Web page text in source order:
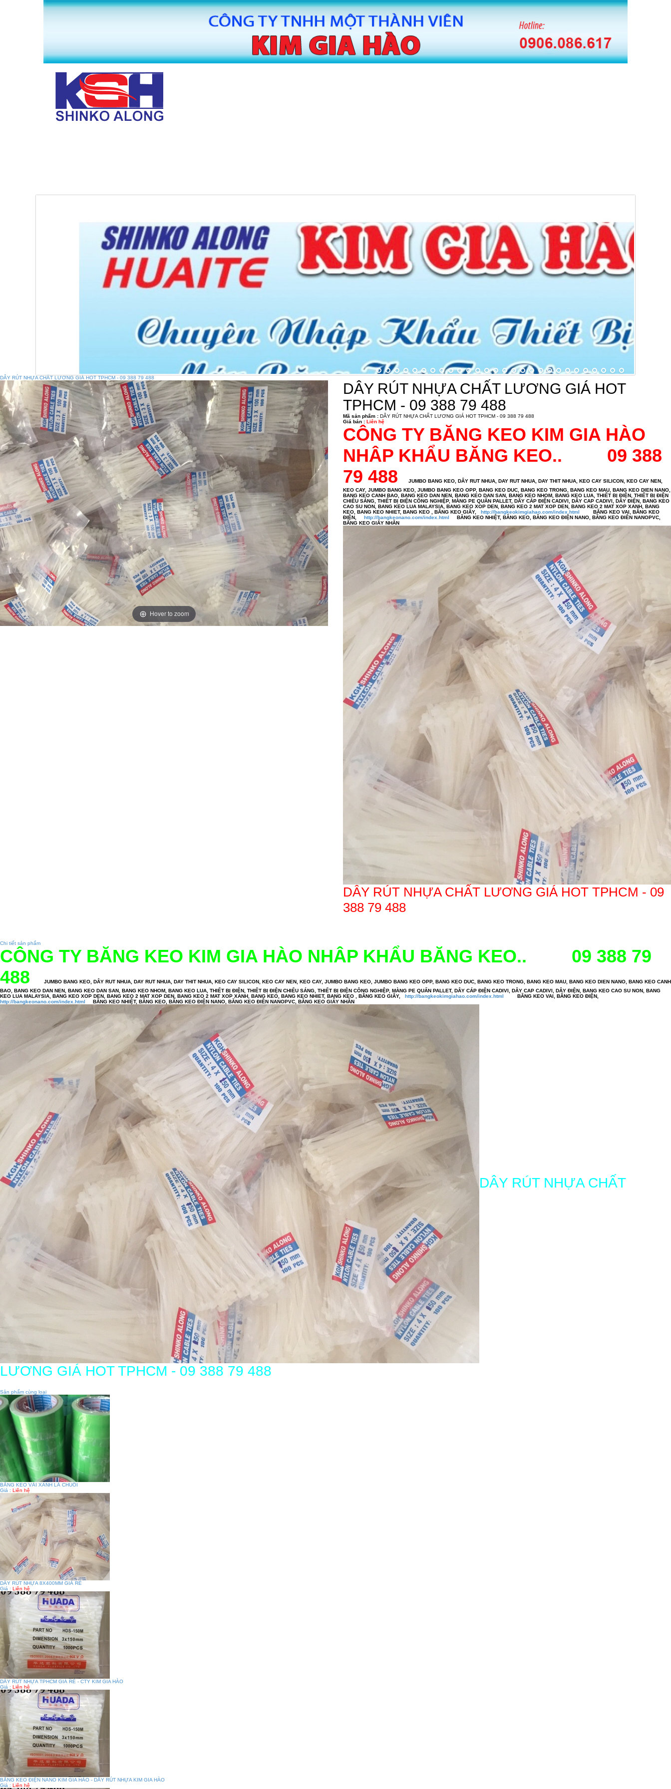
DÂY RÚT NHỰA CHẤT LƯƠNG GIÁ HOT TPHCM - 09 388 79 488
Hover to zoom
DÂY RÚT NHỰA CHẤT LƯƠNG GIÁ HOT
TPHCM - 09 388 79 488
Mã sản phẩm : DÂY RÚT NHỰA CHẤT LƯƠNG GIÁ HOT TPHCM - 09 388 79 488
Giá bán : Liên hệ
CÔNG TY BĂNG KEO KIM GIA HÀO
NHÂP KHẨU BĂNG KEO.. 09 388
79 488 JUMBO BANG KEO, DÂY RUT NHUA, DAY RUT NHUA, DAY THIT NHUA, KEO CAY SILICON, KEO CAY NEN,
KEO CAY, JUMBO BANG KEO, JUMBO BANG KEO OPP, BANG KEO DUC, BANG KEO TRONG, BANG KEO MAU, BANG KEO DIEN NANO,
BANG KEO CANH BAO, BANG KEO DAN NEN, BANG KEO DAN SAN, BANG KEO NHOM, BANG KEO LUA, THIẾT BỊ ĐIỆN, THIẾT BỊ ĐIỆN
CHIẾU SÁNG, THIẾT BỊ ĐIỆN CÔNG NGHIỆP, MÀNG PE QUẤN PALLET, DÂY CÁP ĐIỆN CADIVI, DÂY CAP CADIVI, DÂY ĐIỆN, BANG KEO
CAO SU NON, BANG KEO LUA MALAYSIA, BANG KEO XOP DEN, BANG KEO 2 MAT XOP DEN, BANG KEO 2 MAT XOP XANH, BANG
KEO, BANG KEO NHIET, BANG KEO , BĂNG KEO GIÂY, http://bangkeokimgiahao.com/index.html BĂNG KEO VAI, BĂNG KEO
ĐIỆN, http://bangkeonano.com/index.html BĂNG KEO NHIỆT, BĂNG KEO, BĂNG KEO ĐIỆN NANO, BĂNG KEO ĐIÊN NANOPVC,
BĂNG KEO GIẤY NHĂN
DÂY RÚT NHỰA CHẤT LƯƠNG GIÁ HOT TPHCM - 09
388 79 488
Chi tiết sản phẩm
CÔNG TY BĂNG KEO KIM GIA HÀO NHÂP KHẨU BĂNG KEO.. 09 388 79
488
JUMBO BANG KEO, DÂY RUT NHUA, DAY RUT NHUA, DAY THIT NHUA, KEO CAY SILICON, KEO CAY NEN, KEO CAY, JUMBO BANG KEO, JUMBO BANG KEO OPP, BANG KEO DUC, BANG KEO TRONG, BANG KEO MAU, BANG KEO DIEN NANO, BANG KEO CANH
BAO, BANG KEO DAN NEN, BANG KEO DAN SAN, BANG KEO NHOM, BANG KEO LUA, THIẾT BỊ ĐIỆN, THIẾT BỊ ĐIỆN CHIẾU SÁNG, THIẾT BỊ ĐIỆN CÔNG NGHIỆP, MÀNG PE QUẤN PALLET, DÂY CÁP ĐIỆN CADIVI, DÂY CAP CADIVI, DÂY ĐIỆN, BANG KEO CAO SU NON, BANG
KEO LUA MALAYSIA, BANG KEO XOP DEN, BANG KEO 2 MAT XOP DEN, BANG KEO 2 MAT XOP XANH, BANG KEO, BANG KEO NHIET, BANG KEO , BĂNG KEO GIÂY, http://bangkeokimgiahao.com/index.html BĂNG KEO VAI, BĂNG KEO ĐIỆN,
http://bangkeonano.com/index.html BĂNG KEO NHIỆT, BĂNG KEO, BĂNG KEO ĐIỆN NANO, BĂNG KEO ĐIÊN NANOPVC, BĂNG KEO GIẤY NHĂN
DÂY RÚT NHỰA CHẤT
LƯƠNG GIÁ HOT TPHCM - 09 388 79 488
Sản phẩm cùng loại
BĂNG KEO VẢI XANH LÁ CHUỐI
Giá : Liên hệ
DÂY RÚT NHỰA 8X400MM GIÁ RẺ
Giá : Liên hệ
DÂY RÚT NHỰA TPHCM GIÁ RẺ - CTY KIM GIA HÀO
Giá : Liên hệ
BĂNG KEO ĐIỆN NANO KIM GIA HÀO - DÂY RÚT NHỰA KIM GIA HÀO
Giá : Liên hệ